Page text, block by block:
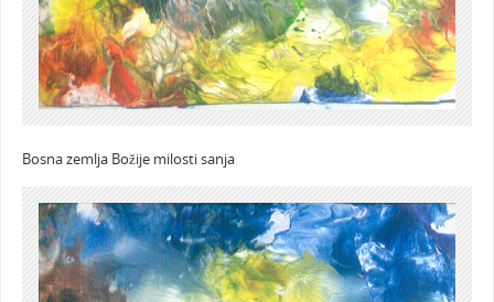
Bosna zemlja Božije milosti sanja